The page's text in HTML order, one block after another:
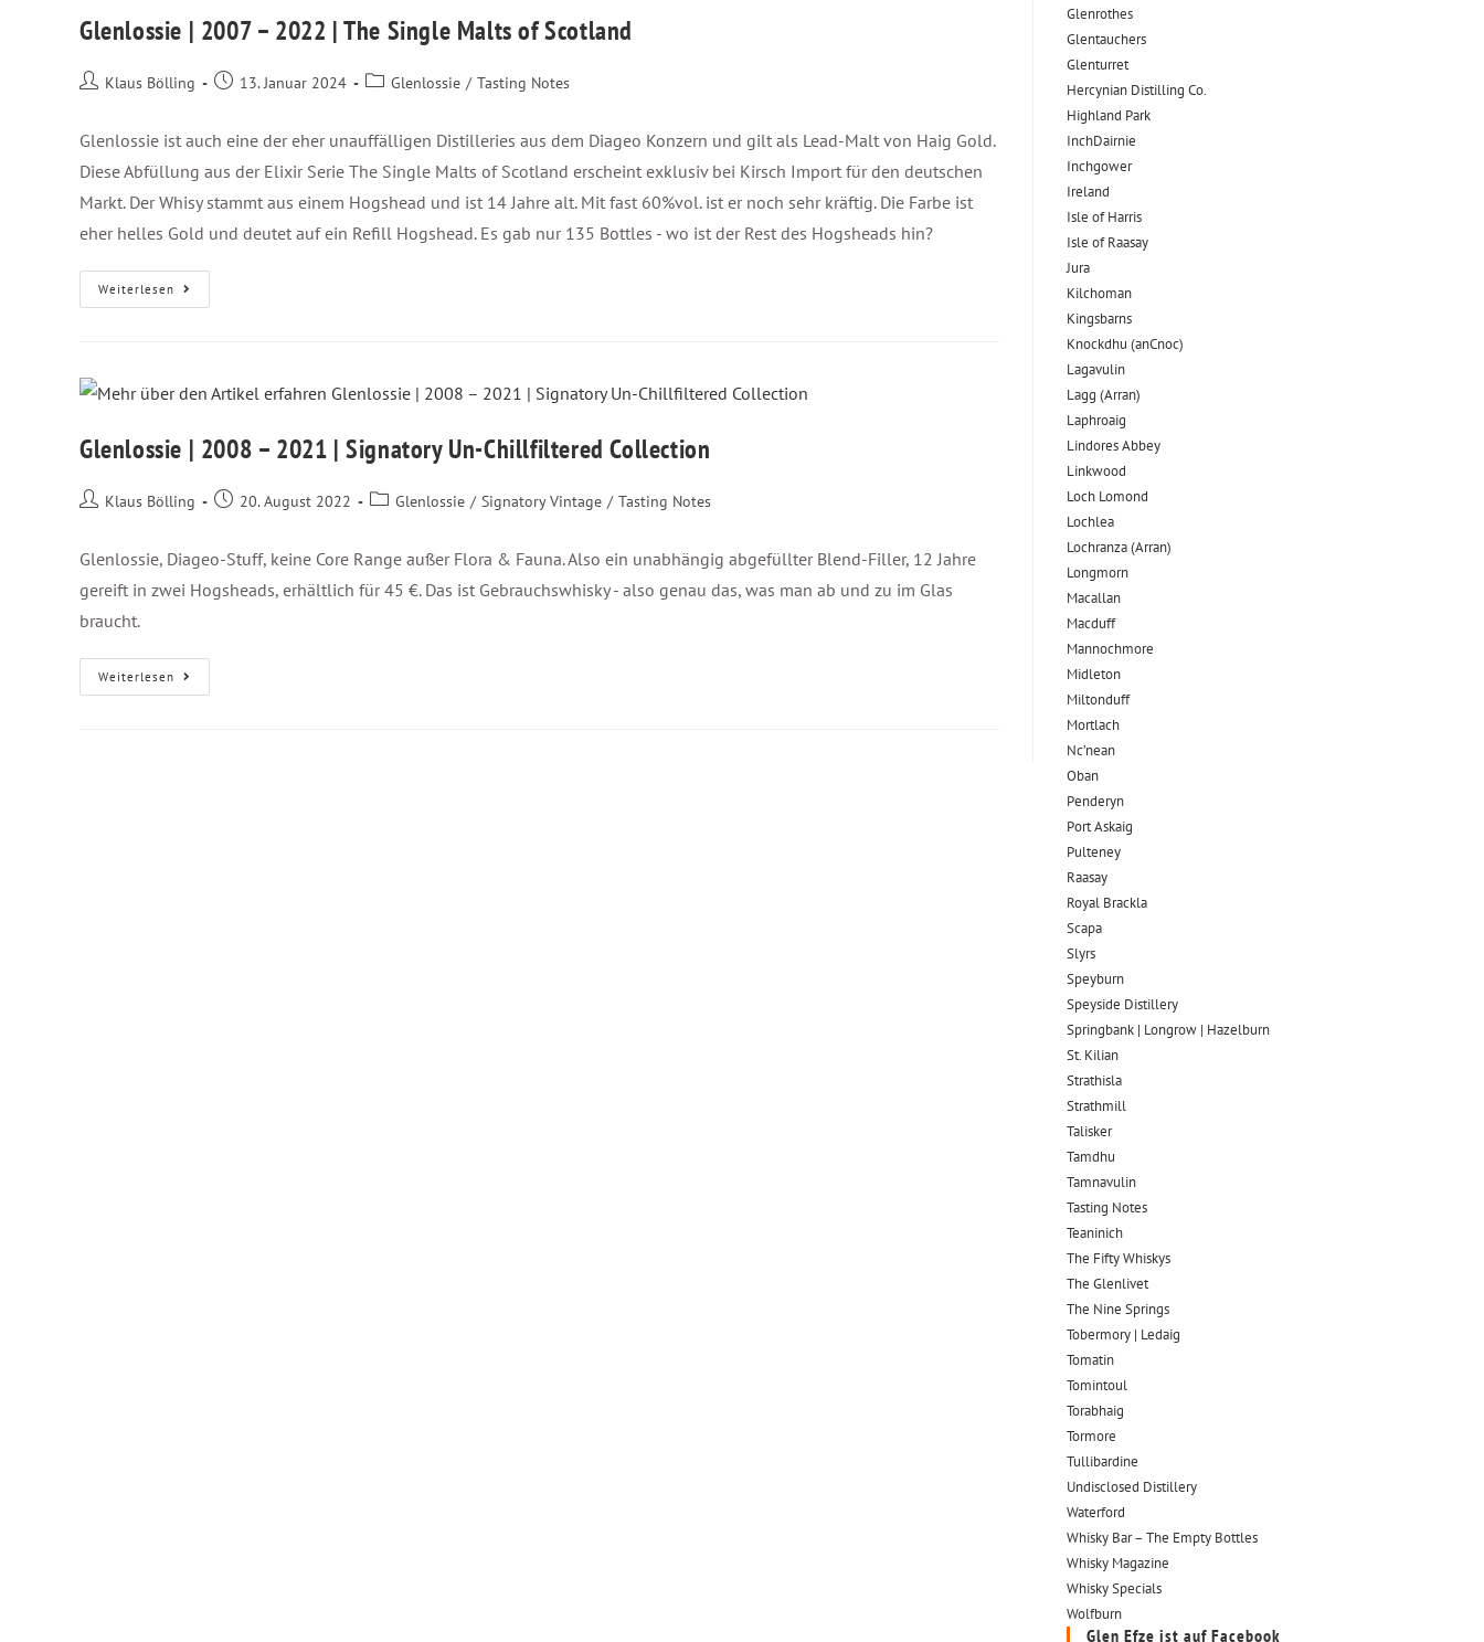
Glenlossie | 2007 – 2022 | The Single Malts of Scotland
Klaus Bölling 13. Januar 2024 Glenlossie / Tasting Notes
Glenlossie ist auch eine der eher unauffälligen Distilleries aus dem Diageo Konzern und gilt als Lead-Malt von Haig Gold.
Diese Abfüllung aus der Elixir Serie The Single Malts of Scotland erscheint exklusiv bei Kirsch Import für den deutschen
Markt. Der Whisy stammt aus einem Hogshead und ist 14 Jahre alt. Mit fast 60%vol. ist er noch sehr kräftig. Die Farbe ist
eher helles Gold und deutet auf ein Refill Hogshead. Es gab nur 135 Bottles - wo ist der Rest des Hogsheads hin?
Weiterlesen
Glenlossie | 2008 – 2021 | Signatory Un-Chillfiltered Collection
Klaus Bölling 20. August 2022 Glenlossie / Signatory Vintage / Tasting Notes
Glenlossie, Diageo-Stuff, keine Core Range außer Flora & Fauna. Also ein unabhängig abgefüllter Blend-Filler, 12 Jahre
gereift in zwei Hogsheads, erhältlich für 45 €. Das ist Gebrauchswhisky - also genau das, was man ab und zu im Glas
braucht.
Weiterlesen
Glenrothes
Glentauchers
Glenturret
Hercynian Distilling Co.
Highland Park
InchDairnie
Inchgower
Ireland
Isle of Harris
Isle of Raasay
Jura
Kilchoman
Kingsbarns
Knockdhu (anCnoc)
Lagavulin
Lagg (Arran)
Laphroaig
Lindores Abbey
Linkwood
Loch Lomond
Lochlea
Lochranza (Arran)
Longmorn
Macallan
Macduff
Mannochmore
Midleton
Miltonduff
Mortlach
Nc’nean
Oban
Penderyn
Port Askaig
Pulteney
Raasay
Royal Brackla
Scapa
Slyrs
Speyburn
Speyside Distillery
Springbank | Longrow | Hazelburn
St. Kilian
Strathisla
Strathmill
Talisker
Tamdhu
Tamnavulin
Tasting Notes
Teaninich
The Fifty Whiskys
The Glenlivet
The Nine Springs
Tobermory | Ledaig
Tomatin
Tomintoul
Torabhaig
Tormore
Tullibardine
Undisclosed Distillery
Waterford
Whisky Bar – The Empty Bottles
Whisky Magazine
Whisky Specials
Wolfburn
Glen Efze ist auf Facebook